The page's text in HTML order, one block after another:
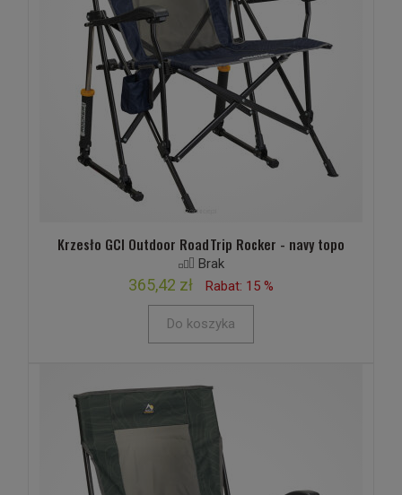
Krzesło GCI Outdoor RoadTrip Rocker - navy topo
Brak
365,42 zł Rabat: 15 %
Do koszyka